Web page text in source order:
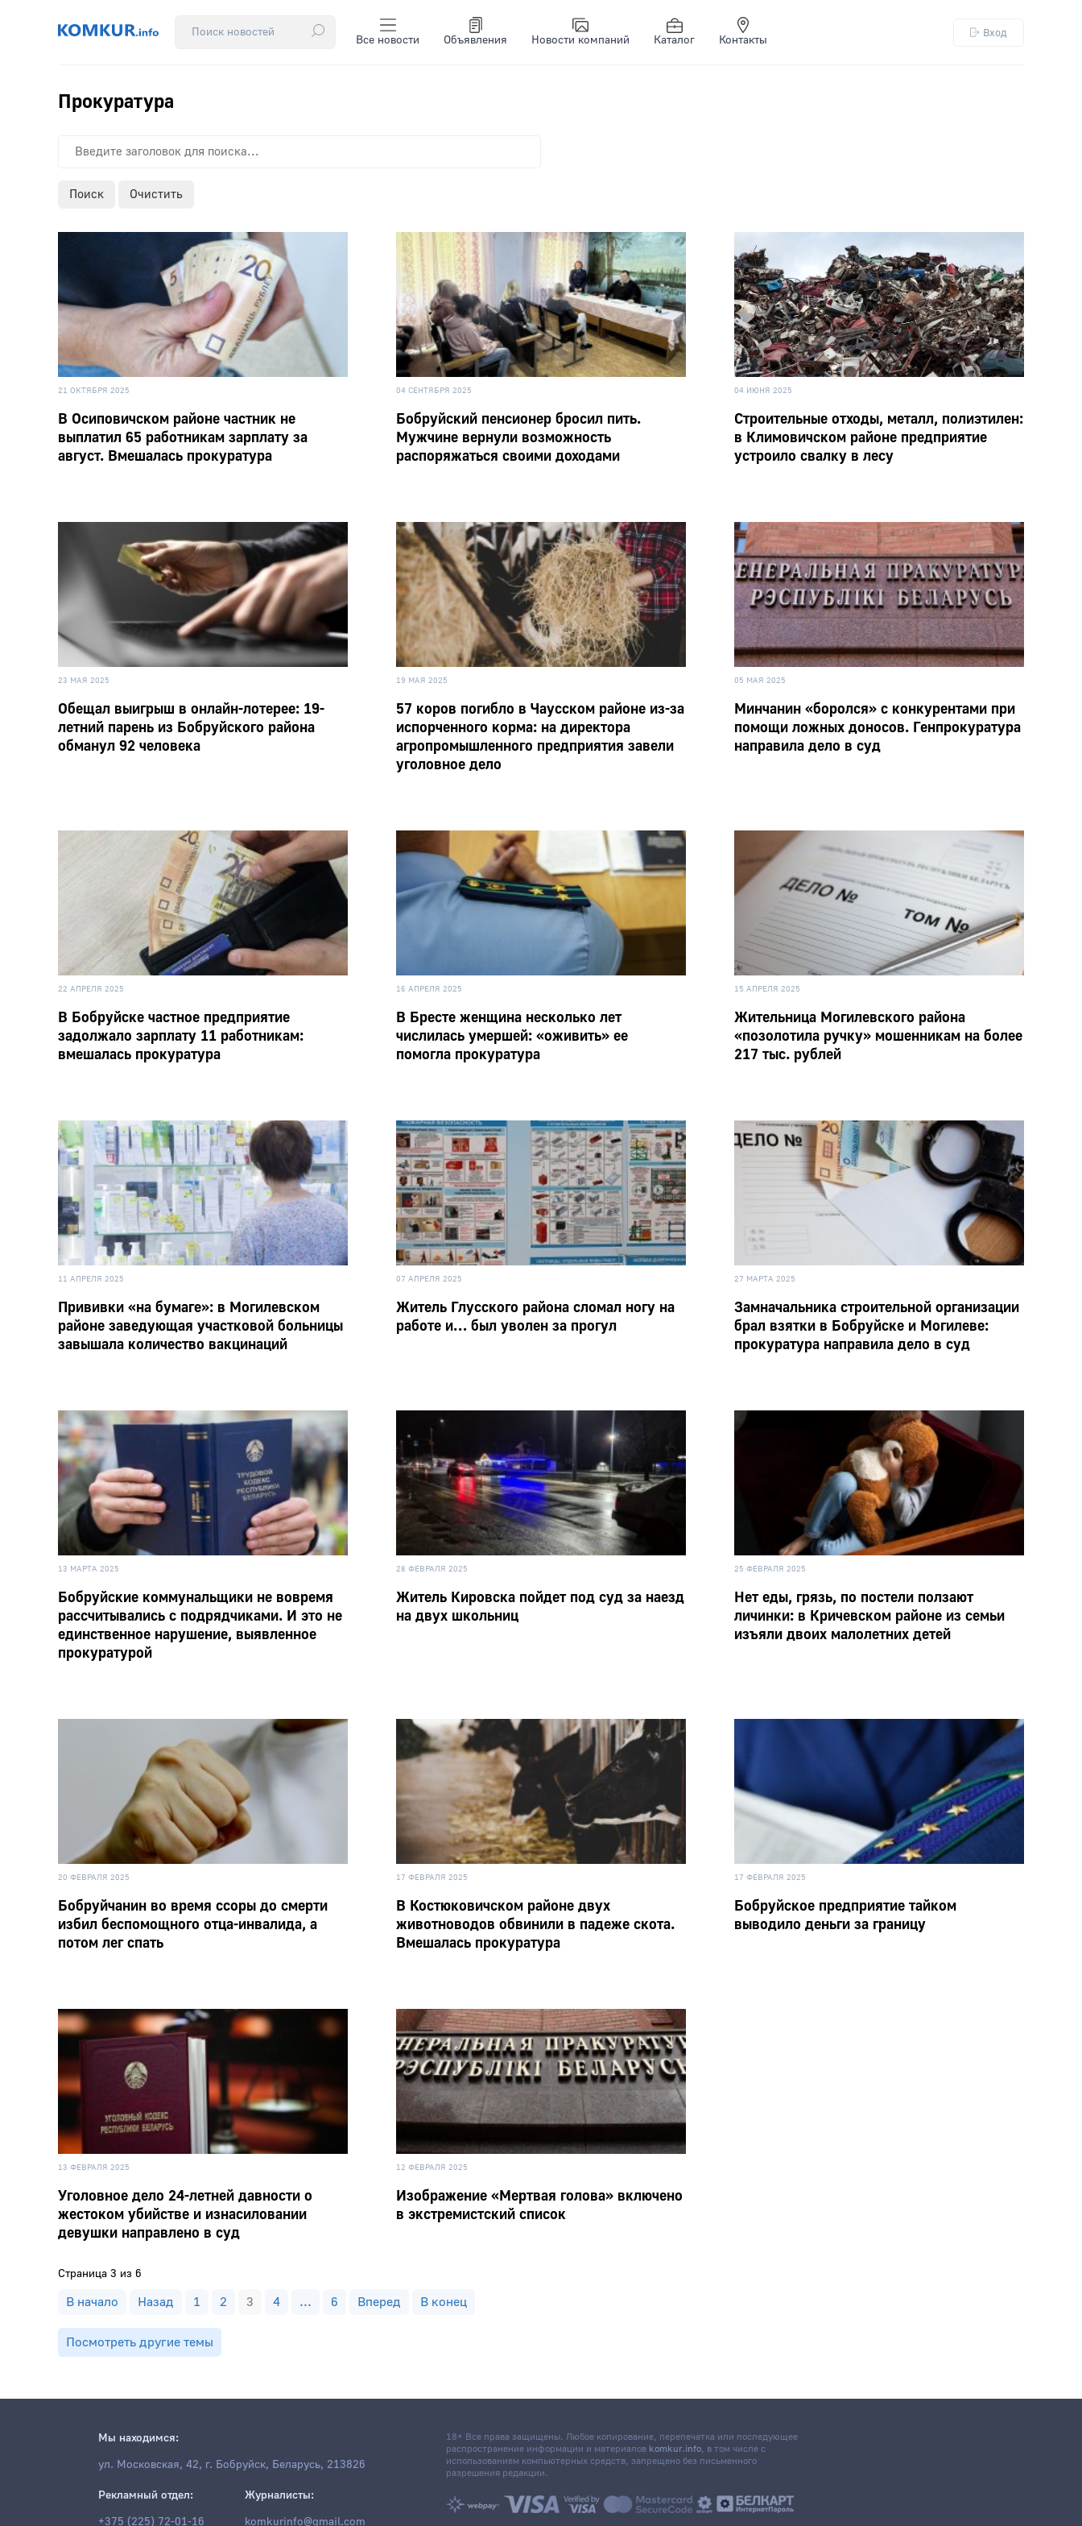
Все новости Объявления Новости компаний Каталог Контакты
Вход
Прокуратура
Поиск Очистить
21 ОКТЯБРЯ 2025
В Осиповичском районе частник не
выплатил 65 работникам зарплату за
август. Вмешалась прокуратура
04 СЕНТЯБРЯ 2025
Бобруйский пенсионер бросил пить.
Мужчине вернули возможность
распоряжаться своими доходами
04 ИЮНЯ 2025
Строительные отходы, металл, полиэтилен:
в Климовичском районе предприятие
устроило свалку в лесу
23 МАЯ 2025
Обещал выигрыш в онлайн-лотерее: 19-
летний парень из Бобруйского района
обманул 92 человека
19 МАЯ 2025
57 коров погибло в Чаусском районе из-за
испорченного корма: на директора
агропромышленного предприятия завели
уголовное дело
05 МАЯ 2025
Минчанин «боролся» с конкурентами при
помощи ложных доносов. Генпрокуратура
направила дело в суд
22 АПРЕЛЯ 2025
В Бобруйске частное предприятие
задолжало зарплату 11 работникам:
вмешалась прокуратура
16 АПРЕЛЯ 2025
В Бресте женщина несколько лет
числилась умершей: «оживить» ее
помогла прокуратура
15 АПРЕЛЯ 2025
Жительница Могилевского района
«позолотила ручку» мошенникам на более
217 тыс. рублей
11 АПРЕЛЯ 2025
Прививки «на бумаге»: в Могилевском
районе заведующая участковой больницы
завышала количество вакцинаций
07 АПРЕЛЯ 2025
Житель Глусского района сломал ногу на
работе и… был уволен за прогул
27 МАРТА 2025
Замначальника строительной организации
брал взятки в Бобруйске и Могилеве:
прокуратура направила дело в суд
13 МАРТА 2025
Бобруйские коммунальщики не вовремя
рассчитывались с подрядчиками. И это не
единственное нарушение, выявленное
прокуратурой
28 ФЕВРАЛЯ 2025
Житель Кировска пойдет под суд за наезд
на двух школьниц
25 ФЕВРАЛЯ 2025
Нет еды, грязь, по постели ползают
личинки: в Кричевском районе из семьи
изъяли двоих малолетних детей
20 ФЕВРАЛЯ 2025
Бобруйчанин во время ссоры до смерти
избил беспомощного отца-инвалида, а
потом лег спать
17 ФЕВРАЛЯ 2025
В Костюковичском районе двух
животноводов обвинили в падеже скота.
Вмешалась прокуратура
17 ФЕВРАЛЯ 2025
Бобруйское предприятие тайком
выводило деньги за границу
13 ФЕВРАЛЯ 2025
Уголовное дело 24-летней давности о
жестоком убийстве и изнасиловании
девушки направлено в суд
12 ФЕВРАЛЯ 2025
Изображение «Мертвая голова» включено
в экстремистский список
Страница 3 из 6
В начало Назад 1 2 3 4 ... 6 Вперед В конец
Посмотреть другие темы
Мы находимся:
ул. Московская, 42, г. Бобруйск, Беларусь, 213826
Рекламный отдел:
+375 (225) 72-01-16
Журналисты:
komkurinfo@gmail.com
18+ Все права защищены. Любое копирование, перепечатка или последующее
распространение информации и материалов komkur.info, в том числе с
использованием компьютерных средств, запрещено без письменного
разрешения редакции.